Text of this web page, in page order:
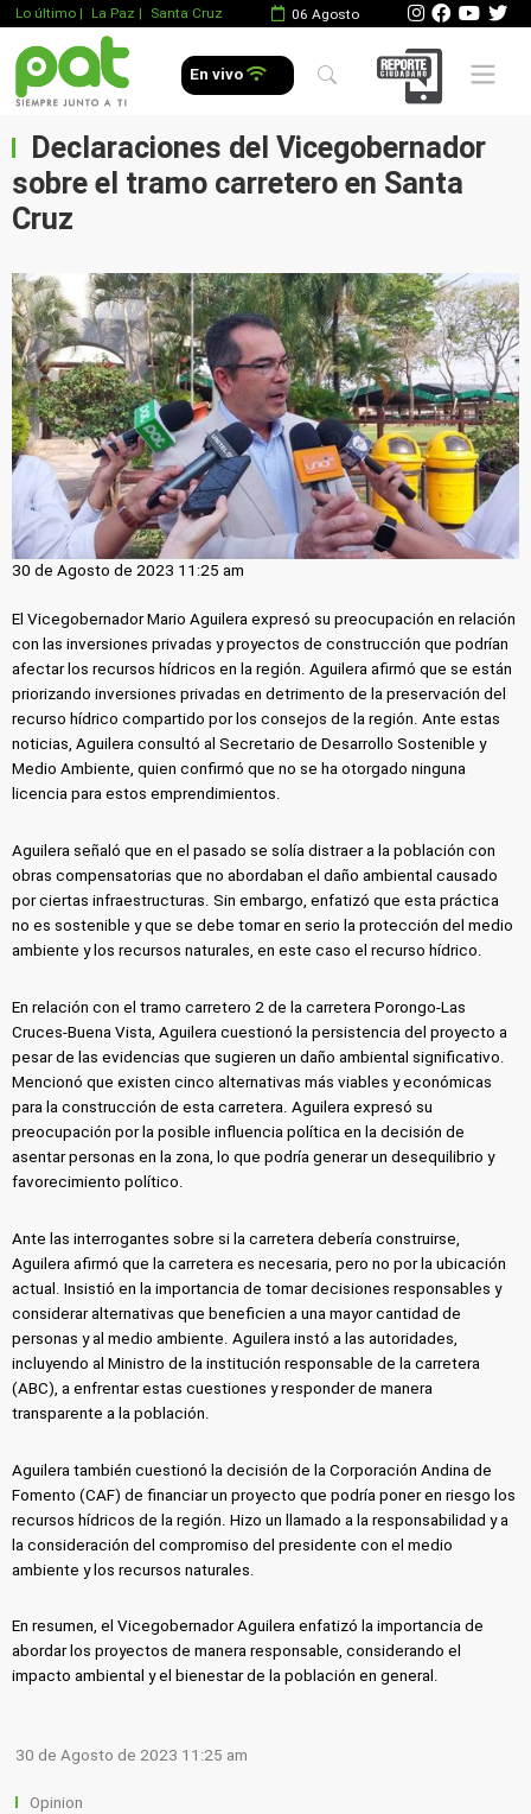
Lo último | La Paz | Santa Cruz 06 Agosto
En vivo Mobile
Declaraciones del Vicegobernador
sobre el tramo carretero en Santa
Cruz
30 de Agosto de 2023 11:25 am
El Vicegobernador Mario Aguilera expresó su preocupación en relación
con las inversiones privadas y proyectos de construcción que podrían
afectar los recursos hídricos en la región. Aguilera afirmó que se están
priorizando inversiones privadas en detrimento de la preservación del
recurso hídrico compartido por los consejos de la región. Ante estas
noticias, Aguilera consultó al Secretario de Desarrollo Sostenible y
Medio Ambiente, quien confirmó que no se ha otorgado ninguna
licencia para estos emprendimientos.
Aguilera señaló que en el pasado se solía distraer a la población con
obras compensatorias que no abordaban el daño ambiental causado
por ciertas infraestructuras. Sin embargo, enfatizó que esta práctica
no es sostenible y que se debe tomar en serio la protección del medio
ambiente y los recursos naturales, en este caso el recurso hídrico.
En relación con el tramo carretero 2 de la carretera Porongo-Las
Cruces-Buena Vista, Aguilera cuestionó la persistencia del proyecto a
pesar de las evidencias que sugieren un daño ambiental significativo.
Mencionó que existen cinco alternativas más viables y económicas
para la construcción de esta carretera. Aguilera expresó su
preocupación por la posible influencia política en la decisión de
asentar personas en la zona, lo que podría generar un desequilibrio y
favorecimiento político.
Ante las interrogantes sobre si la carretera debería construirse,
Aguilera afirmó que la carretera es necesaria, pero no por la ubicación
actual. Insistió en la importancia de tomar decisiones responsables y
considerar alternativas que beneficien a una mayor cantidad de
personas y al medio ambiente. Aguilera instó a las autoridades,
incluyendo al Ministro de la institución responsable de la carretera
(ABC), a enfrentar estas cuestiones y responder de manera
transparente a la población.
Aguilera también cuestionó la decisión de la Corporación Andina de
Fomento (CAF) de financiar un proyecto que podría poner en riesgo los
recursos hídricos de la región. Hizo un llamado a la responsabilidad y a
la consideración del compromiso del presidente con el medio
ambiente y los recursos naturales.
En resumen, el Vicegobernador Aguilera enfatizó la importancia de
abordar los proyectos de manera responsable, considerando el
impacto ambiental y el bienestar de la población en general.
30 de Agosto de 2023 11:25 am
Opinion